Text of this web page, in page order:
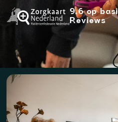
9.6 op
Reviews